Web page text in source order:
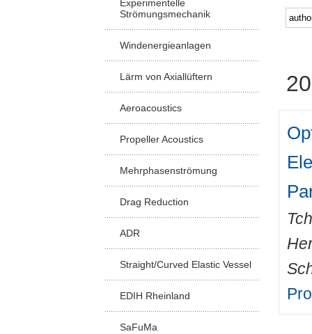
Experimentelle
Strömungsmechanik
Windenergieanlagen
Lärm von Axiallüftern
Aeroacoustics
Propeller Acoustics
Mehrphasenströmung
Drag Reduction
ADR
Straight/Curved Elastic Vessel
EDIH Rheinland
SaFuMa